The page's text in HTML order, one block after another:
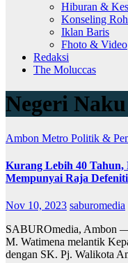
Hiburan &
Konseling
Iklan Baris
Fhoto & Video
Redaksi
The Moluccas
Negeri
Ambon Metro Politik &
Kurang Lebih 40
Mempunyai Raja
Nov 10, 2023 saburomedia
SABUROmedia, Ambon
M. Watimena melantik
dengan SK. Pj. Walikota